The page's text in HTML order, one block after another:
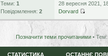
Теми: 1
Повідомлення: 2
28 вересня 2021,
Dorvard
Позначити теми прочитаними • Тем:
СТАТИСТИКА ОСТАННЄ